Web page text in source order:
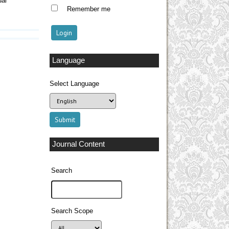
Remember me
Language
Select Language
Journal Content
Search
Search Scope